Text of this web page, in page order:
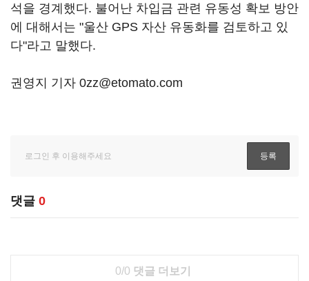
석을 경계했다. 불어난 차입금 관련 유동성 확보 방안
에 대해서는 "울산 GPS 자산 유동화를 검토하고 있
다"라고 말했다.
권영지 기자 0zz@etomato.com
댓글 0
0/0 댓글 더보기